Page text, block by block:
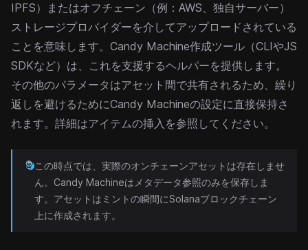
IPFS）またはオフチェーン（例：AWS、独自サーバー）
ストレージプロバイダーを介してアップロードされている
ことを意味します。Candy Machine作成ツール（CLIやJS
SDKなど）は、これを支援するヘルパーを提供します。
その他のパラメータはアセット間で共有されるため、繰り
返しを避けるためにCandy Machineの設定に直接保持さ
れます。詳細はアイテムの挿入 を参照してください。
この時点では、実際のオンチェーンアセットは存在しませ
ん。Candy Machineはメタデータ参照のみを保存しま
す。アセットはミントの瞬間にSolanaブロックチェーン
上に作成されます。